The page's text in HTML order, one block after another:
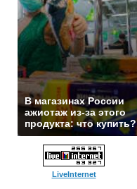
В магазинах России
ажиотаж из-за этого
продукта: что купить?
LiveInternet